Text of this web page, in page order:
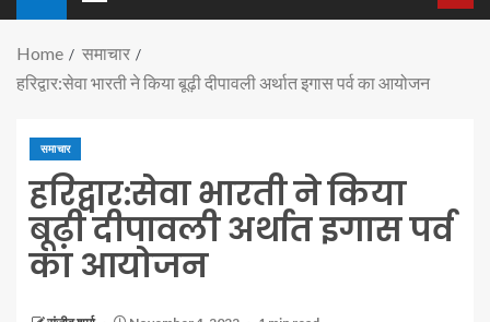
Home
समाचार
हरिद्वार:सेवा भारती ने किया बूढ़ी दीपावली अर्थात इगास पर्व का आयोजन
समाचार
हरिद्वार:सेवा भारती ने किया
बूढ़ी दीपावली अर्थात इगास पर्व
का आयोजन